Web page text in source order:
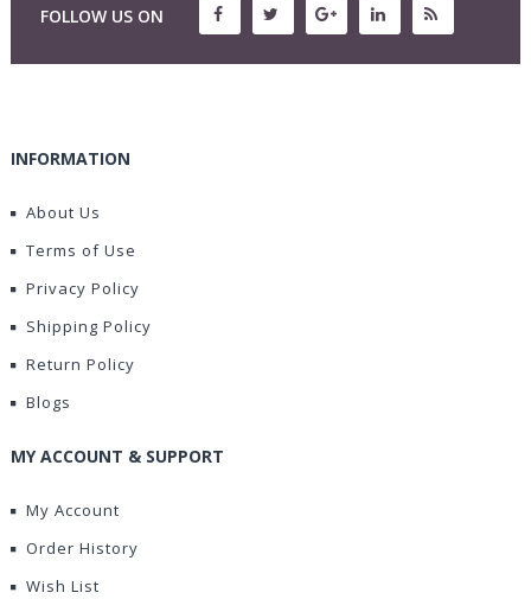
FOLLOW US ON
INFORMATION
About Us
Terms of Use
Privacy Policy
Shipping Policy
Return Policy
Blogs
MY ACCOUNT & SUPPORT
My Account
Order History
Wish List